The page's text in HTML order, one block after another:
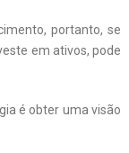
portanto, se
em ativos, pode
é obter uma visão